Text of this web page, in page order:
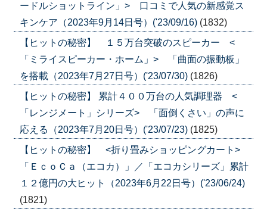
ードルショットライン」> 口コミで人気の新感覚ス
キンケア（2023年9月14日号）('23/09/16) (1832)
【ヒットの秘密】 １５万台突破のスピーカー <
「ミライスピーカー・ホーム」> 「曲面の振動板」
を搭載（2023年7月27日号）('23/07/30) (1826)
【ヒットの秘密】 累計４００万台の人気調理器 <
「レンジメート」シリーズ> 「面倒くさい」の声に
応える（2023年7月20日号）('23/07/23) (1825)
【ヒットの秘密】 <折り畳みショッピングカート>
「ＥｃｏＣａ（エコカ）」／「エコカシリーズ」累計
１２億円の大ヒット（2023年6月22日号）('23/06/24)
(1821)